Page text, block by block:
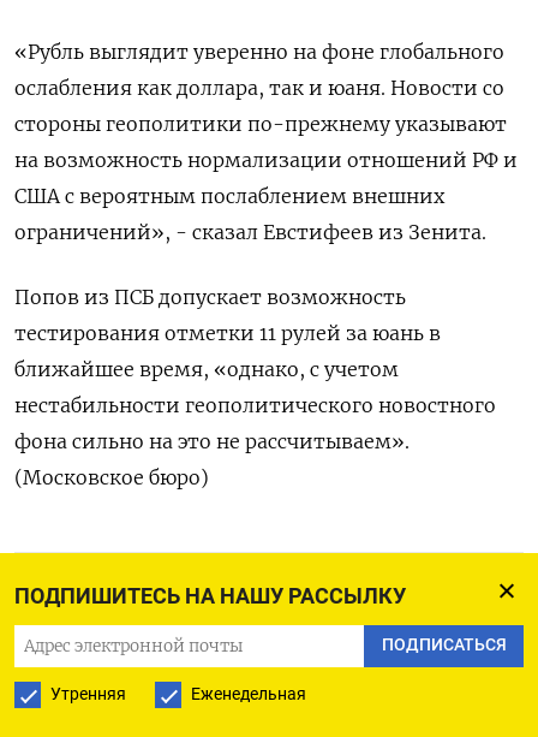
ПОДПИШИТЕСЬ НА НАШУ РАССЫЛКУ
ПОДПИСАТЬСЯ
Утренняя Еженедельная
«Рубль выглядит уверенно на фоне глобального
ослабления как доллара, так и юаня. Новости со
стороны геополитики по-прежнему указывают
на возможность нормализации отношений РФ и
США с вероятным послаблением внешних
ограничений», - сказал Евстифеев из Зенита.
Попов из ПСБ допускает возможность
тестирования отметки 11 рулей за юань в
ближайшее время, «однако, с учетом
нестабильности геополитического новостного
фона сильно на это не рассчитываем».
(Московское бюро)
ПОДПИСАТЬСЯ НА ТЕЛЕГРАМ
ПОДПИСАТЬСЯ В GOOGLE